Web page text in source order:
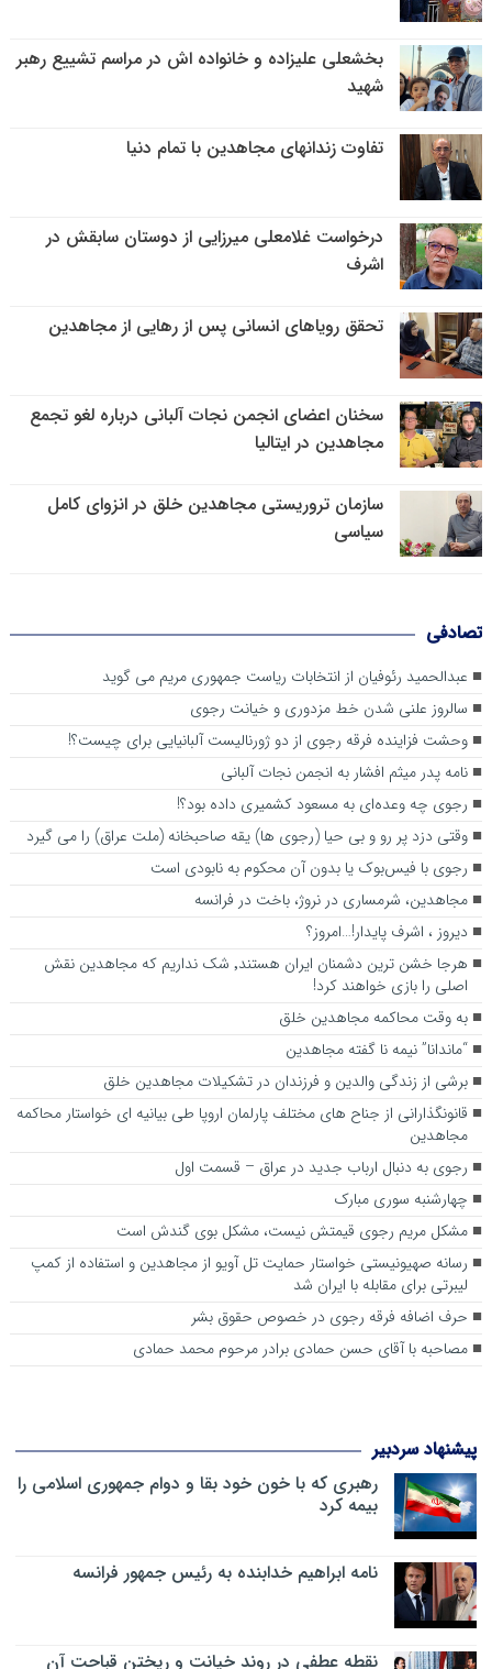
بخشعلی علیزاده و خانواده اش در مراسم تشییع رهبر
شهید
تفاوت زندانهای مجاهدین با تمام دنیا
درخواست غلامعلی میرزایی از دوستان سابقش در
اشرف
تحقق رویاهای انسانی پس از رهایی از مجاهدین
سخنان اعضای انجمن نجات آلبانی درباره لغو تجمع
مجاهدین در ایتالیا
سازمان تروریستی مجاهدین خلق در انزوای کامل
سیاسی
تصادفی
عبدالحمید رئوفیان از انتخابات ریاست جمهوری مریم می گوید
سالروز علنی شدن خط مزدوری و خیانت رجوی
وحشت فزاینده فرقه رجوی از دو ژورنالیست آلبانیایی برای چیست؟!
نامه پدر میثم افشار به انجمن نجات آلبانی
رجوی چه وعده‌ای به مسعود کشمیری داده بود؟!
وقتی دزد پر رو و بی حیا (رجوی ها) یقه صاحبخانه (ملت عراق) را می گیرد
رجوی با فیس‌بوک یا بدون آن محکوم به نابودی است
مجاهدین، شرم‎ساری در نروژ، باخت در فرانسه
ديروز ، اشرف پايدار!…امروز؟
هرجا خشن ترین دشمنان ایران هستند٬ شک نداریم که مجاهدین نقش
اصلی را بازی خواهند کرد!
به وقت محاکمه مجاهدین خلق
“ماندانا” نیمه نا گفته مجاهدین
برشی از زندگی والدین و فرزندان در تشکیلات مجاهدین خلق
قانونگذارانی از جناح های مختلف پارلمان اروپا طی بیانیه ای خواستار محاکمه
مجاهدین
رجوی به دنبال ارباب جدید در عراق – قسمت اول
چهارشنبه سوری مبارک
مشکل مریم رجوی قیمتش نیست، مشکل بوی گندش است
رسانه صهیونیستی خواستار حمایت تل آویو از مجاهدین و استفاده از کمپ
لیبرتی برای مقابله با ایران شد
حرف اضافه فرقه رجوی در خصوص حقوق بشر
مصاحبه با آقای حسن حمادی برادر مرحوم محمد حمادی
پیشنهاد سردبیر
رهبری که با خون خود بقا و دوام جمهوری اسلامی را
بیمه کرد
نامه ابراهیم خدابنده به رئیس جمهور فرانسه
نقطه عطفی در روند خیانت و ریختن قباحت آن